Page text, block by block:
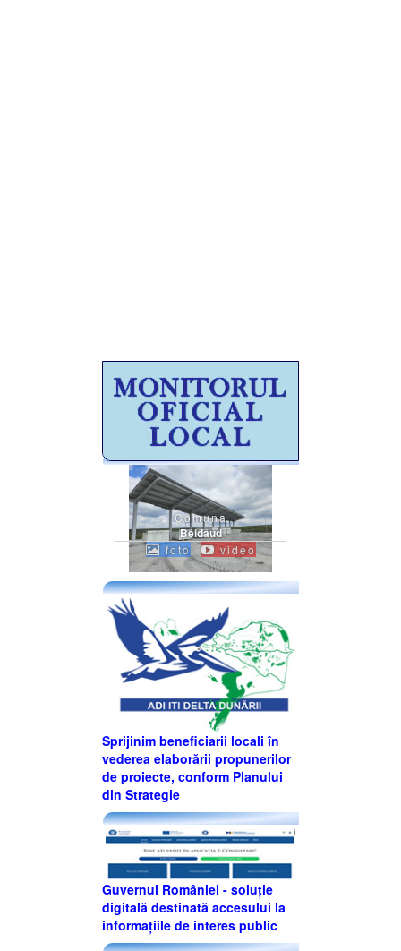
Comuna
Beidaud
foto video
Sprijinim beneficiarii locali în
vederea elaborării propunerilor
de proiecte, conform Planului
din Strategie
Guvernul României - soluție
digitală destinată accesului la
informațiile de interes public